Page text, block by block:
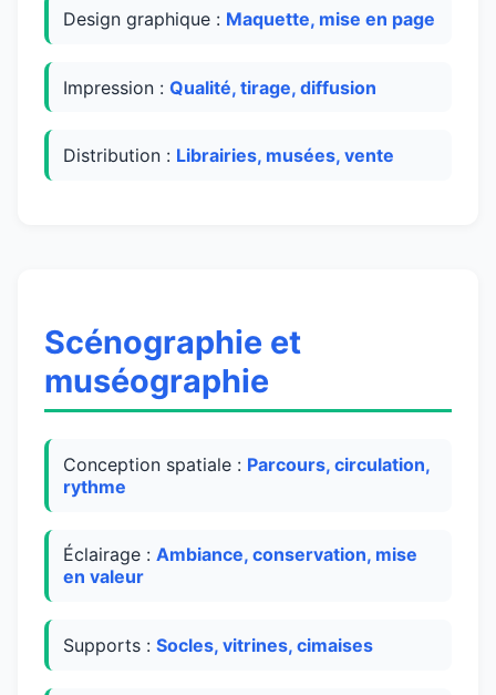
Design graphique : Maquette, mise en page
Impression : Qualité, tirage, diffusion
Distribution : Librairies, musées, vente
Scénographie et
muséographie
Conception spatiale : Parcours, circulation,
rythme
Éclairage : Ambiance, conservation, mise
en valeur
Supports : Socles, vitrines, cimaises